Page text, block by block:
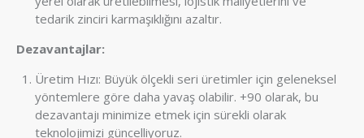
tedarik zinciri karmaşıklığını azaltır.
Dezavantajlar:
Üretim Hızı: Büyük ölçekli seri üretimler için geleneksel
yöntemlere göre daha yavaş olabilir. +90 olarak, bu
dezavantajı minimize etmek için sürekli olarak
teknolojimizi güncelliyoruz.